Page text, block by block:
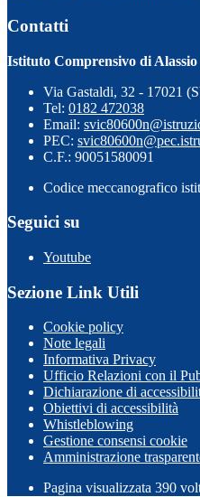
Contatti
Istituto Comprensivo di Alassio
Via Gastaldi, 32 - 17021
Tel: 0182 472038
Email:
PEC:
C.F.: 90051580091
Codice meccanografico
Seguici su
Youtube
Sezione Link Utili
Cookie policy
Note legali
Informativa Privacy
Ufficio Relazioni con il
Dichiarazione di
Obiettivi di accessibilità
Whistleblowing
Gestione consensi cookie
Amministrazione
Pagina visualizzata 390